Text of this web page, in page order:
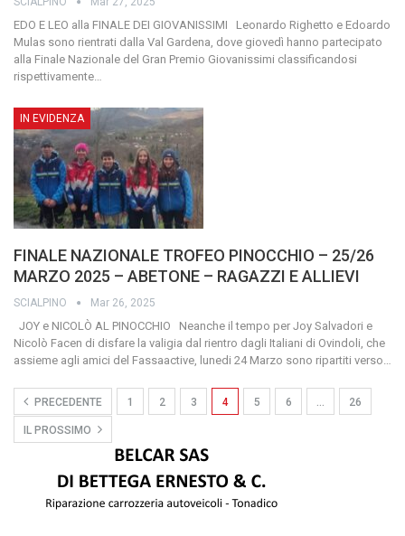
EDO E LEO alla FINALE DEI GIOVANISSIMI Leonardo Righetto e Edoardo
Mulas sono rientrati dalla Val Gardena, dove giovedì hanno partecipato
alla Finale Nazionale del Gran Premio Giovanissimi classificandosi
rispettivamente
IN EVIDENZA
FINALE NAZIONALE TROFEO PINOCCHIO – 25/26
MARZO 2025 – ABETONE – RAGAZZI E ALLIEVI
SCIALPINO Mar 26, 2025
JOY e NICOLÒ AL PINOCCHIO Neanche il tempo per Joy Salvadori e
Nicolò Facen di disfare la valigia dal rientro dagli Italiani di Ovindoli, che
assieme agli amici del Fassaactive, lunedi 24 Marzo sono ripartiti verso…
PRECEDENTE 1 2 3 4 5 6 … 26
IL PROSSIMO